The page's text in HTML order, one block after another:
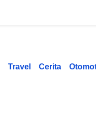
Travel Cerita